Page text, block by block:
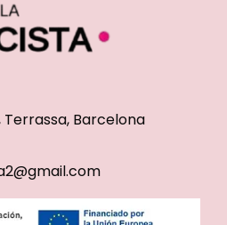
Terrassa, Barcelona